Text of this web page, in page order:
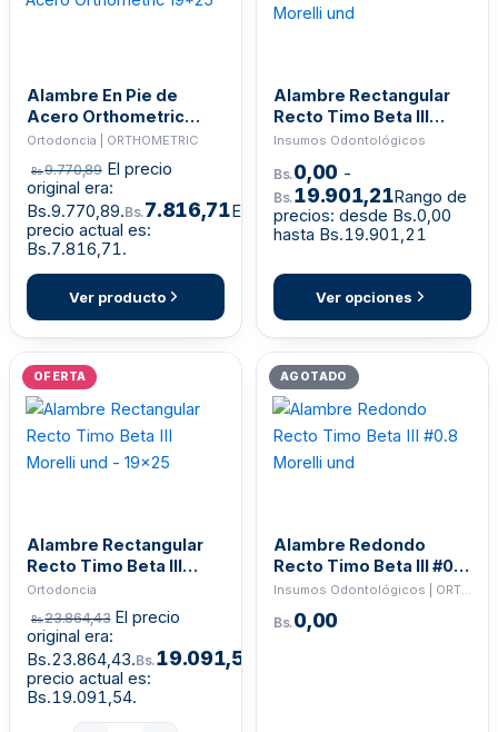
Alambre En Pie de
Acero Orthometric
19*25
Ortodoncia | ORTHOMETRIC
Bs.9.770,89 El precio
original era:
Bs.9.770,89.Bs.7.816,71El
precio actual es:
Bs.7.816,71.
Ver producto
Alambre Rectangular
Recto Timo Beta III
Morelli und
Insumos Odontológicos
Bs.0,00 -
Bs.19.901,21Rango de
precios: desde Bs.0,00
hasta Bs.19.901,21
Ver opciones
OFERTA
Alambre Rectangular
Recto Timo Beta III
Morelli und - 19x25
Ortodoncia
Bs.23.864,43 El precio
original era:
Bs.23.864,43.Bs.19.091,54
precio actual es:
Bs.19.091,54.
AGOTADO
Alambre Redondo
Recto Timo Beta III #0.8
Morelli und
Bs.0,00